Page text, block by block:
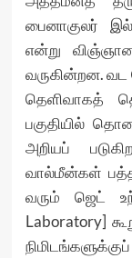
பைனாகுலர்
என்று
வருகின்றன. வட
தெளிவாகத்
பகுதியில்
அறியப்
வால்மீன்கள்
வரும் ஜெட்
Laboratory]